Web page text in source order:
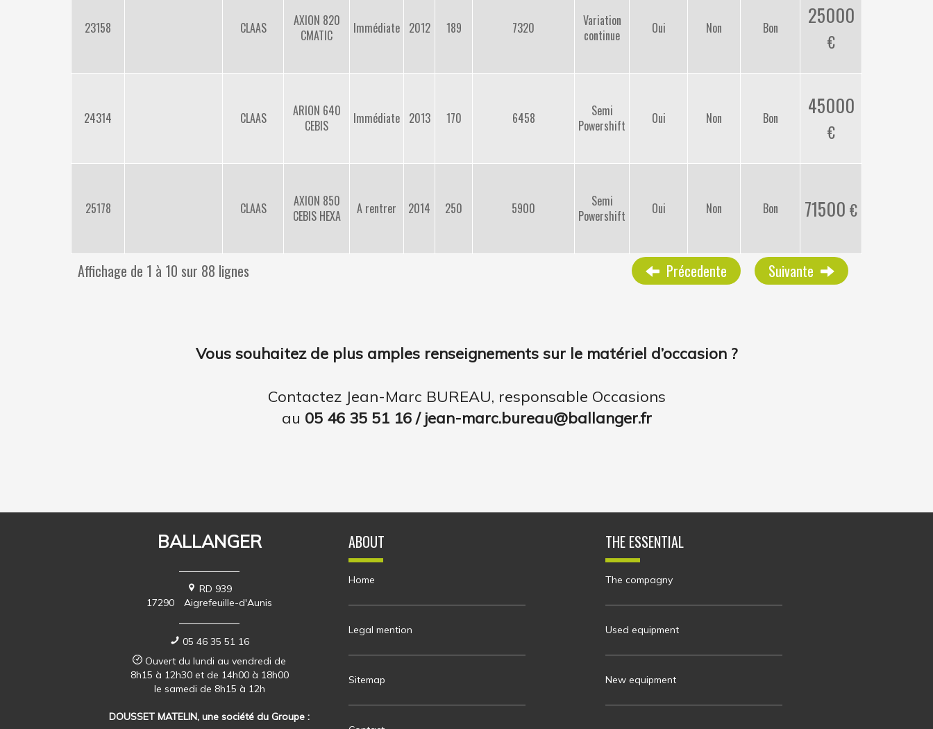
23158 CLAAS
AXION 820
CMATIC
Immédiate 2012 189 7320
Variation
continue
Oui Non Bon 25000
24314 CLAAS
ARION 640
CEBIS
Immédiate 2013 170 6458
Semi
Powershift
Oui Non Bon 45000
25178 CLAAS
AXION 850
CEBIS HEXA
A rentrer 2014 250 5900
Semi
Powershift
Oui Non Bon 71500
Affichage de 1 à 10 sur 88 lignes Précedente Suivante
Vous souhaitez de plus amples renseignements sur le matériel d’occasion ?
Contactez Jean-Marc BUREAU, responsable Occasions
au 05 46 35 51 16 / jean-marc.bureau@ballanger.fr
BALLANGER
RD 939
17290
Aigrefeuille-d'Aunis
05 46 35 51 16
Ouvert du lundi au vendredi de
8h15 à 12h30 et de 14h00 à 18h00
le samedi de 8h15 à 12h
DOUSSET MATELIN, une société du Groupe :
ABOUT
Home
Legal mention
Sitemap
THE ESSENTIAL
The compagny
Used equipment
New equipment